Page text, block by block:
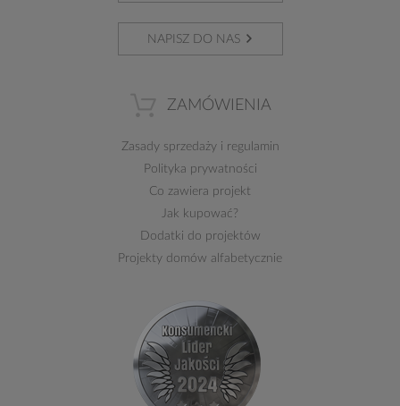
NAPISZ DO NAS
ZAMÓWIENIA
Zasady sprzedażyi regulamin
Polityka prywatności
Co zawiera projekt
Jak kupować?
Dodatki do projektów
Projekty domów alfabetycznie